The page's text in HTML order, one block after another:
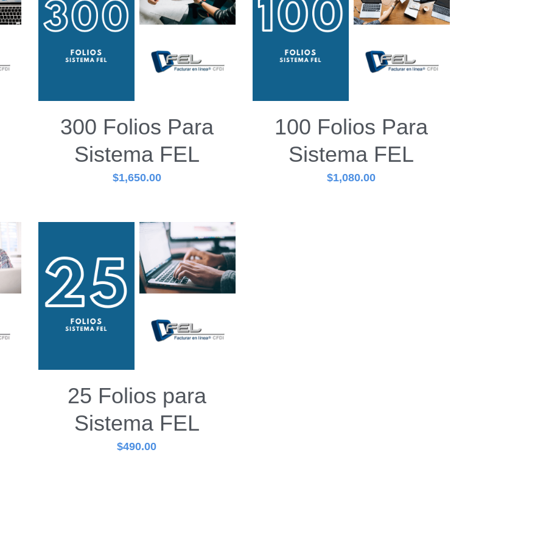
300 Folios Para
Sistema FEL
$1,650.00
100 Folios Para
Sistema FEL
$1,080.00
25 Folios para
Sistema FEL
$490.00